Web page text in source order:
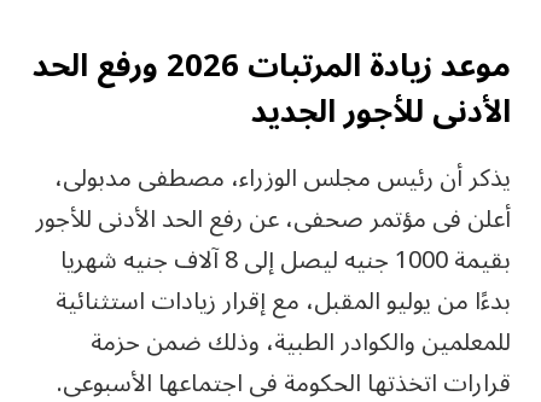
موعد زيادة المرتبات 2026 ورفع الحد
الأدنى للأجور الجديد
يذكر أن رئيس مجلس الوزراء، مصطفى مدبولى،
أعلن فى مؤتمر صحفى، عن رفع الحد الأدنى للأجور
بقيمة 1000 جنيه ليصل إلى 8 آلاف جنيه شهريا
بدءًا من يوليو المقبل، مع إقرار زيادات استثنائية
للمعلمين والكوادر الطبية، وذلك ضمن حزمة
قرارات اتخذتها الحكومة فى اجتماعها الأسبوعى.